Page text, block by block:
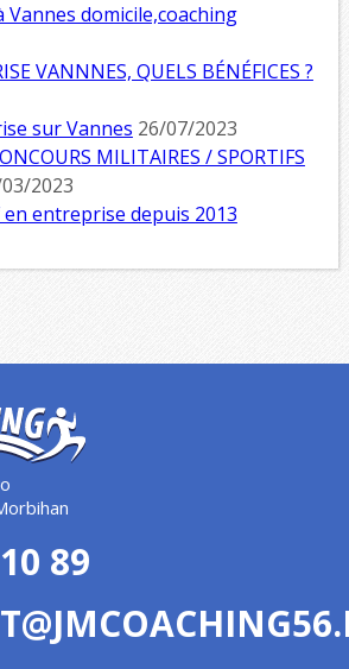
Vannes domicile,coaching
VANNNES, QUELS BÉNÉFICES ?
sur Vannes 26/07/2023
MILITAIRES / SPORTIFS
2023
entreprise depuis 2013
89